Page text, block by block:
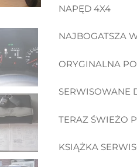
NAPĘD 4X4
NAJBOGATSZA
ORYGINALNA
SERWISOWANE
TERAZ ŚWIEŻO
KSIĄŻKA